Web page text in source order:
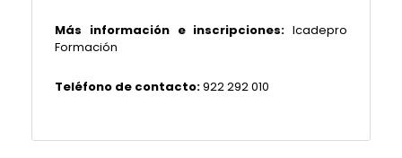
Más información e inscripciones: Icadepro
Formación
Teléfono de contacto:922 292 010